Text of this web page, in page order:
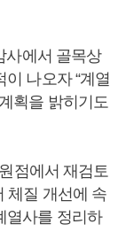
사에서 골목상
나오자 “계열
획을 밝히기도
점에서 재검토
체질 개선에 속
열사를 정리하